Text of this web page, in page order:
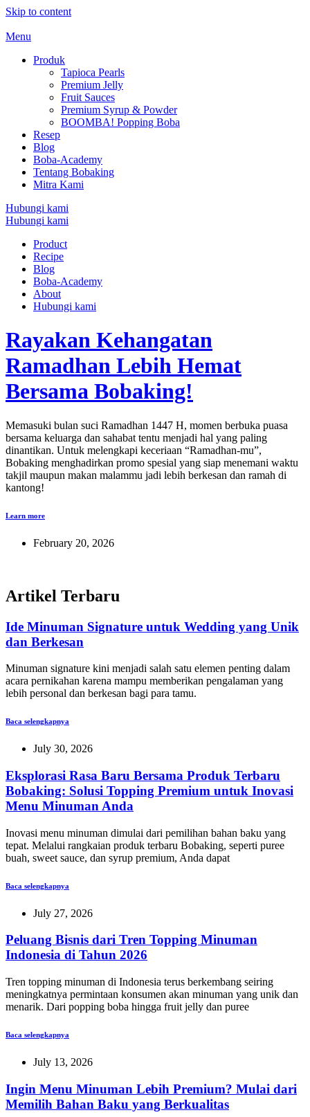
Skip to content
Menu
Produk
Tapioca Pearls
Premium Jelly
Fruit Sauces
Premium Syrup & Powder
BOOMBA! Popping Boba
Resep
Blog
Boba-Academy
Tentang Bobaking
Mitra Kami
Hubungi kami
Hubungi kami
Product
Recipe
Blog
Boba-Academy
About
Hubungi kami
Rayakan Kehangatan
Ramadhan Lebih Hemat
Bersama Bobaking!
Memasuki bulan suci Ramadhan 1447 H, momen berbuka puasa
bersama keluarga dan sahabat tentu menjadi hal yang paling
dinantikan. Untuk melengkapi keceriaan “Ramadhan-mu”,
Bobaking menghadirkan promo spesial yang siap menemani waktu
takjil maupun makan malammu jadi lebih berkesan dan ramah di
kantong!
Learn more
February 20, 2026
Artikel Terbaru
Ide Minuman Signature untuk Wedding yang Unik
dan Berkesan
Minuman signature kini menjadi salah satu elemen penting dalam
acara pernikahan karena mampu memberikan pengalaman yang
lebih personal dan berkesan bagi para tamu.
Baca selengkapnya
July 30, 2026
Eksplorasi Rasa Baru Bersama Produk Terbaru
Bobaking: Solusi Topping Premium untuk Inovasi
Menu Minuman Anda
Inovasi menu minuman dimulai dari pemilihan bahan baku yang
tepat. Melalui rangkaian produk terbaru Bobaking, seperti puree
buah, sweet sauce, dan syrup premium, Anda dapat
Baca selengkapnya
July 27, 2026
Peluang Bisnis dari Tren Topping Minuman
Indonesia di Tahun 2026
Tren topping minuman di Indonesia terus berkembang seiring
meningkatnya permintaan konsumen akan minuman yang unik dan
menarik. Dari popping boba hingga fruit jelly dan puree
Baca selengkapnya
July 13, 2026
Ingin Menu Minuman Lebih Premium? Mulai dari
Memilih Bahan Baku yang Berkualitas